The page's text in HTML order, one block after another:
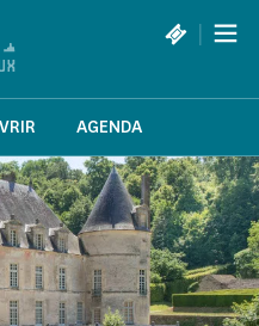
|
AGENDA